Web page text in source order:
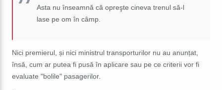
Asta nu înseamnă că opreşte cineva trenul să-l
lase pe om în câmp.
Nici premierul, și nici ministrul transporturilor nu au anunțat,
însă, cum ar putea fi pusă în aplicare sau pe ce criterii vor fi
evaluate "bolile" pasagerilor.